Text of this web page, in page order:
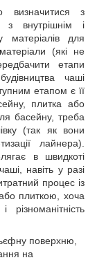
визначитися з
з внутрішнім і
матеріалів для
(які не
етапи
чаші
етапом є її
плитка або
басейну, треба
(так як вони
лайнера).
в швидкоті
навіть у разі
процес із
плиткою, хоча
поверхню,
на